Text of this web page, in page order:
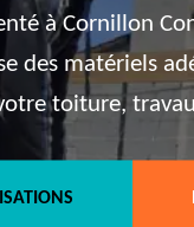
à Cornillon
des matériels
toiture,